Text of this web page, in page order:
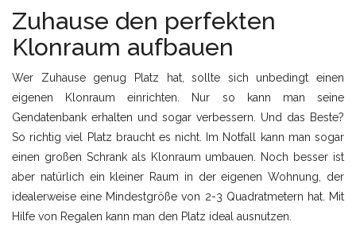
Zuhause den perfekten
Klonraum aufbauen
Wer Zuhause genug Platz hat, sollte sich unbedingt einen
eigenen Klonraum einrichten. Nur so kann man seine
Gendatenbank erhalten und sogar verbessern. Und das Beste?
So richtig viel Platz braucht es nicht. Im Notfall kann man sogar
einen großen Schrank als Klonraum umbauen. Noch besser ist
aber natürlich ein kleiner Raum in der eigenen Wohnung, der
idealerweise eine Mindestgröße von 2-3 Quadratmetern hat. Mit
Hilfe von Regalen kann man den Platz ideal ausnutzen.